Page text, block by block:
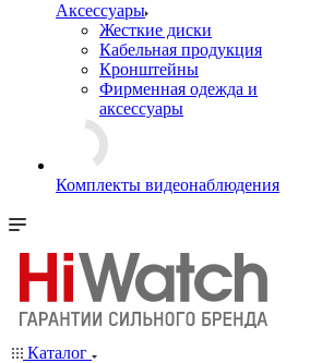
Аксессуары
Жесткие диски
Кабельная продукция
Кронштейны
Фирменная одежда и
аксессуары
Комплекты видеонаблюдения
Каталог